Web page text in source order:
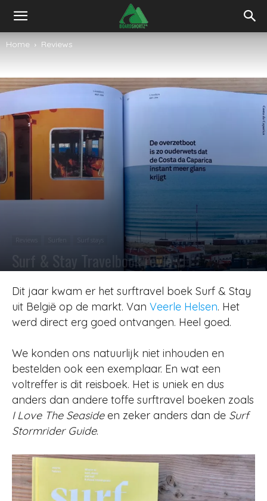
Home Reviews
Surf & Stay Travelbook review
Dit jaar kwam er het surftravel boek Surf & Stay
uit België op de markt. Van Veerle Helsen. Het
werd direct erg goed ontvangen. Heel goed.
We konden ons natuurlijk niet inhouden en
bestelden ook een exemplaar. En wat een
voltreffer is dit reisboek. Het is uniek en dus
anders dan andere toffe surftravel boeken zoals
I Love The Seasideen zeker anders dan de Surf
Stormrider Guide.